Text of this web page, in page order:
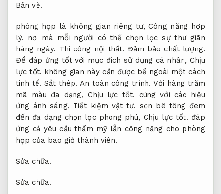
Bản vẽ.
phòng họp là không gian riêng tư,Công năng hợp
lý. nơi mà mỗi người có thể chọn lọc sự thư giãn
hàng ngày. Thi công nội thất. Đảm bảo chất lượng.
Để đáp ứng tốt với mục đích sử dụng cá nhân, Chịu
lực tốt. không gian này cần được bề ngoài một cách
tinh tế. Sắt thép. An toàn công trình. Với hàng trăm
mã màu đa dạng, Chịu lực tốt. cùng với các hiệu
ứng ánh sáng, Tiết kiệm vật tư. sơn bê tông đem
đến đa dạng chọn lọc phong phú, Chịu lực tốt. đáp
ứng cả yêu cầu thẩm mỹ lẫn công năng cho phòng
họp của bao giờ thành viên.
Sửa chữa.
Sửa chữa.